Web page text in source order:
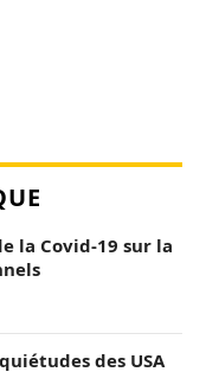
la Covid-19 sur la
des USA